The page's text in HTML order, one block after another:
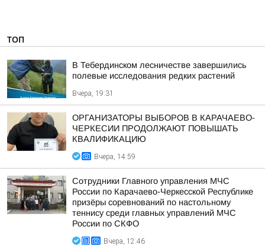
ТОП
В Тебердинском лесничестве завершились
полевые исследования редких растений
Вчера, 19:31
ОРГАНИЗАТОРЫ ВЫБОРОВ В КАРАЧАЕВО-
ЧЕРКЕСИИ ПРОДОЛЖАЮТ ПОВЫШАТЬ
КВАЛИФИКАЦИЮ
Вчера, 14:59
Сотрудники Главного управления МЧС
России по Карачаево-Черкесской Республике
призёры соревнований по настольному
теннису среди главных управлений МЧС
России по СКФО
Вчера, 12:46